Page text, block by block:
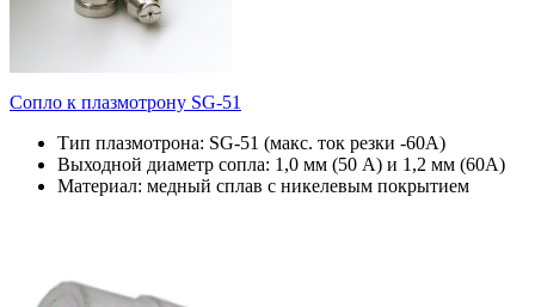
Сопло к плазмотрону SG-51
Тип плазмотрона: SG-51 (макс. ток резки -60А)
Выходной диаметр сопла: 1,0 мм (50 А) и 1,2 мм (60А)
Материал: медный сплав с никелевым покрытием